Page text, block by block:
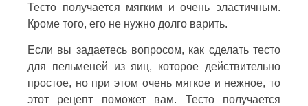
Тесто получается мягким и очень эластичным.
Кроме того, его не нужно долго варить.
Если вы задаетесь вопросом, как сделать тесто
для пельменей из яиц, которое действительно
простое, но при этом очень мягкое и нежное, то
этот рецепт поможет вам. Тесто получается